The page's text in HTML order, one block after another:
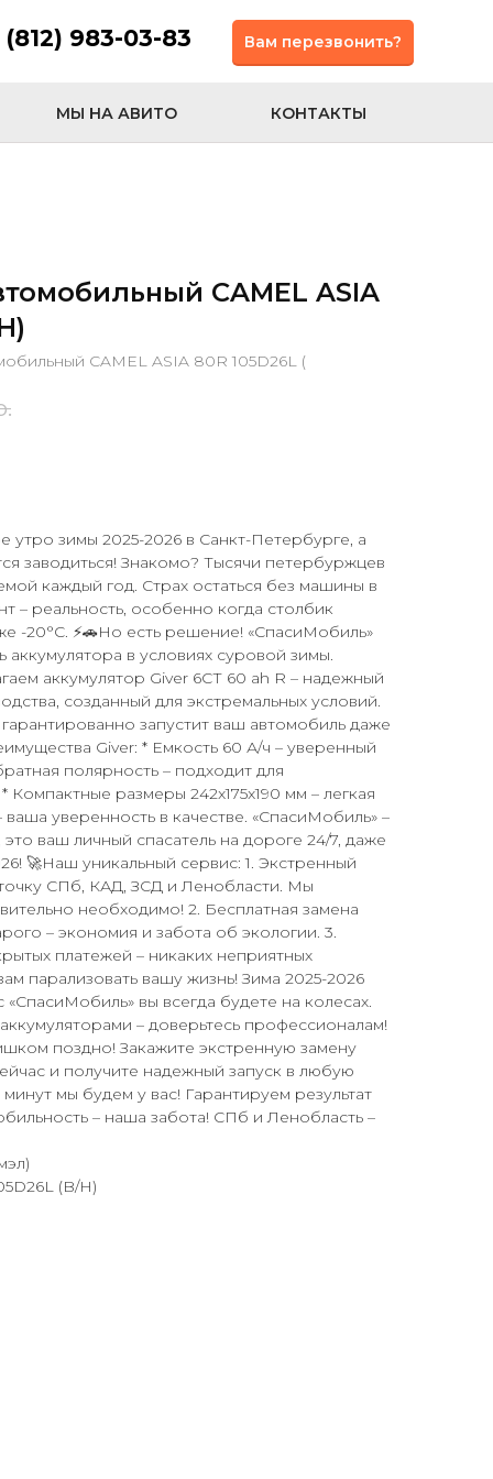
(812) 983-03-83
МЫ НА АВИТО КОНТАКТЫ
Вам перезвонить?
CAMEL ASIA
CAMEL ASIA 80R 105D26L (
утро зимы 2025-2026 в Санкт-Петербурге, а
заводиться! Знакомо? Тысячи петербуржцев
каждый год. Страх остаться без машины в
– реальность, особенно когда столбик
-20°C. ⚡🚗Но есть решение! «СпасиМобиль»
аккумулятора в условиях суровой зимы.
аккумулятор Giver 6СТ 60 ah R – надежный
созданный для экстремальных условий.
запустит ваш автомобиль даже
Giver: * Емкость 60 А/ч – уверенный
полярность – подходит для
размеры 242x175x190 мм – легкая
ваша уверенность в качестве. «СпасиМобиль» –
ваш личный спасатель на дороге 24/7, даже
🚀Наш уникальный сервис: 1. Экстренный
СПб, КАД, ЗСД и Ленобласти. Мы
необходимо! 2. Бесплатная замена
– экономия и забота об экологии. 3.
платежей – никаких неприятных
парализовать вашу жизнь! Зима 2025-2026
вы всегда будете на колесах.
– доверьтесь профессионалам!
поздно! Закажите экстренную замену
и получите надежный запуск в любую
мы будем у вас! Гарантируем результат
– наша забота! СПб и Ленобласть –
(B/H)